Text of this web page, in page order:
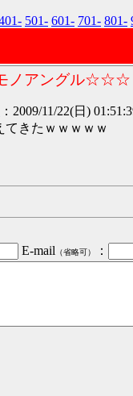
501- 601- 701- 801-
ノアングル☆☆☆
：2009/11/22(日)
きたｗｗｗｗｗ
E-mail （省略可） ：